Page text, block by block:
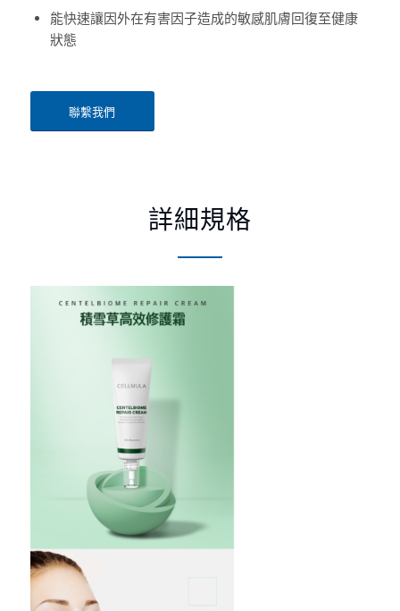
能快速讓因外在有害因子造成的敏感肌膚回復至健康
狀態
聯繫我們
詳細規格